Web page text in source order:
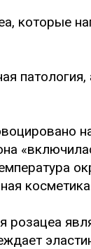
которые